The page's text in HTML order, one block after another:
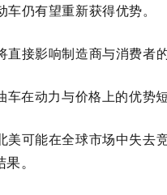
仍有望重新获得优势。
接影响制造商与消费者的
在动力与价格上的优势
美可能在全球市场中失
。